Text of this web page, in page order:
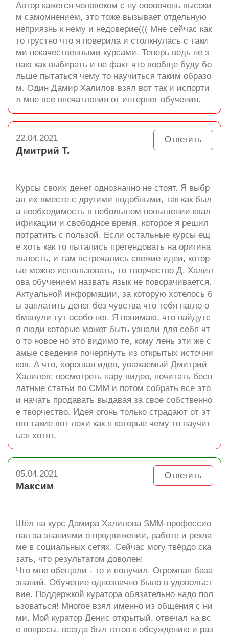
Автор кажется человеком с ну ооооочень высоки
м самомнением, это тоже вызывает отдельную
неприязнь к нему и недоверие((( Мне сейчас как
то грустно что я поверила и столкнулась с таки
ми некачественными курсами. Теперь ведь не з
наю как выбирать и не факт что вообще буду бо
льше пытаться чему то научиться таким образо
м. Один Дамир Халилов взял вот так и испорти
л мне все впечатления от интернет обучения.
Ответить
22.04.2021
Дмитрий Т.
Курсы своих денег однозначно не стоят. Я выбр
ал их вместе с другими подобными, так как был
а необходимость в небольшом повышении квал
ификации и свободное время, которое я решил
потратить с пользой. Если остальные курсы ещ
е хоть как то пытались претендовать на оригина
льность, и там встречались свежие идеи, котор
ые можно использовать, то творчество Д. Халил
ова обучением назвать язык не поворачивается.
Актуальной информации, за которую хотелось б
ы заплатить денег без чувства что тебя нагло о
бманули тут особо нет. Я понимаю, что найдутс
я люди которые может быть узнали для себя чт
о то новое но это видимо те, кому лень эти же с
амые сведения почерпнуть из открытых источни
ков. А что, хорошая идея, уважаемый Дмитрий
Халилов: посмотреть пару видео, почитать бесп
латные статьи по СММ и потом собрать все это
и начать продавать выдавая за свое собственно
е творчество. Идея огонь только страдают от эт
ого такие вот лохи как я которые чему то научит
ься хотят.
Ответить
05.04.2021
Максим
Шёл на курс Дамира Халилова SMM-профессио
нал за знаниями о продвижении, работе и рекла
ме в социальных сетях. Сейчас могу твёрдо ска
зать, что результатом доволен!
Что мне обещали - то и получил. Огромная база
знаний. Обучение однозначно было в удовольст
вие. Поддержкой куратора обязательно надо пол
ьзоваться! Многое взял именно из общения с ни
ми. Мой куратор Денис открытый, отвечал на вс
е вопросы, всегда был готов к обсуждению и раз